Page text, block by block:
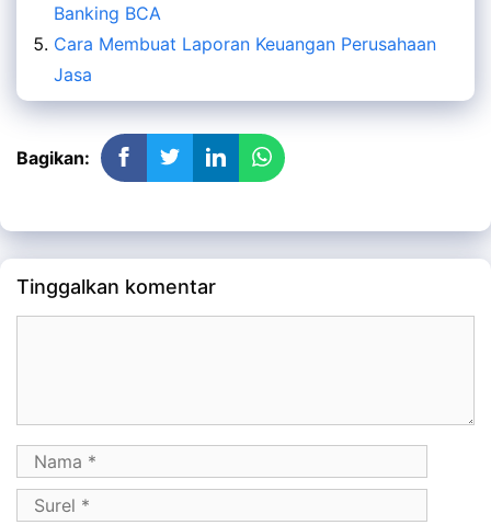
Banking BCA
Cara Membuat Laporan Keuangan Perusahaan
Jasa
Bagikan:
Tinggalkan komentar
Nama
Surel